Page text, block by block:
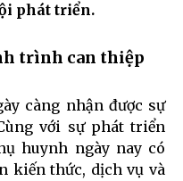
phát triển.
trình can thiệp
càng nhận được sự
với sự phát triển
huynh ngày nay có
kiến thức, dịch vụ và